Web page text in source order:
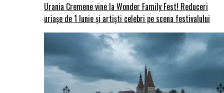
Urania Cremene vine la Wonder Family Fest! Reduceri
uriașe de 1 Iunie și artiști celebri pe scena festivalului